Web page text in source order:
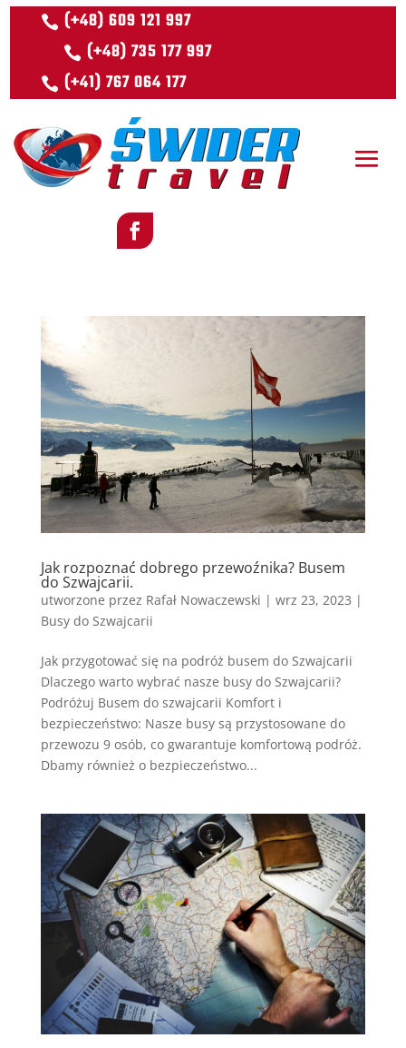
(+48) 609 121 997
(+48) 735 177 997
(+41) 767 064 177
Jak rozpoznać dobrego przewoźnika? Busem
do Szwajcarii.
utworzone przez Rafał Nowaczewski | wrz 23, 2023 |
Busy do Szwajcarii
Jak przygotować się na podróż busem do Szwajcarii
Dlaczego warto wybrać nasze busy do Szwajcarii?
Podróżuj Busem do szwajcarii Komfort i
bezpieczeństwo: Nasze busy są przystosowane do
przewozu 9 osób, co gwarantuje komfortową podróż.
Dbamy również o bezpieczeństwo...